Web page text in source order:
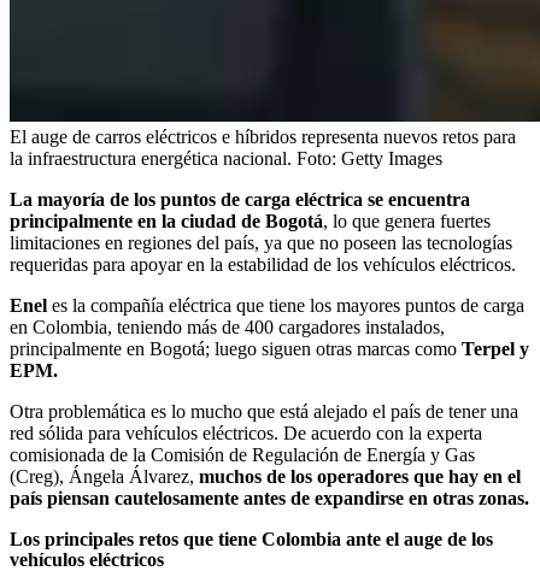
El auge de carros eléctricos e híbridos representa nuevos retos para
la infraestructura energética nacional. Foto: Getty Images
La mayoría de los puntos de carga eléctrica se encuentra
principalmente en la ciudad de Bogotá, lo que genera fuertes
limitaciones en regiones del país, ya que no poseen las tecnologías
requeridas para apoyar en la estabilidad de los vehículos eléctricos.
Enel es la compañía eléctrica que tiene los mayores puntos de carga
en Colombia, teniendo más de 400 cargadores instalados,
principalmente en Bogotá; luego siguen otras marcas como Terpel y
EPM.
Otra problemática es lo mucho que está alejado el país de tener una
red sólida para vehículos eléctricos. De acuerdo con la experta
comisionada de la Comisión de Regulación de Energía y Gas
(Creg), Ángela Álvarez, muchos de los operadores que hay en el
país piensan cautelosamente antes de expandirse en otras zonas.
Los principales retos que tiene Colombia ante el auge de los
vehículos eléctricos